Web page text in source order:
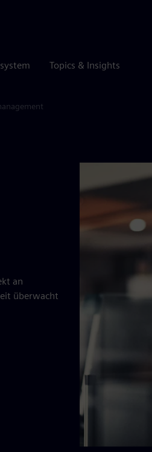
Topics & Insights
an
überwacht